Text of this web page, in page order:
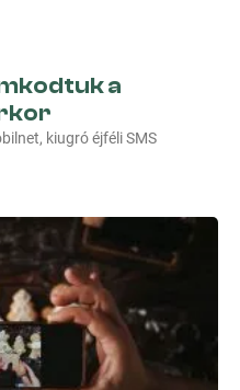
a
kiugró éjféli SMS